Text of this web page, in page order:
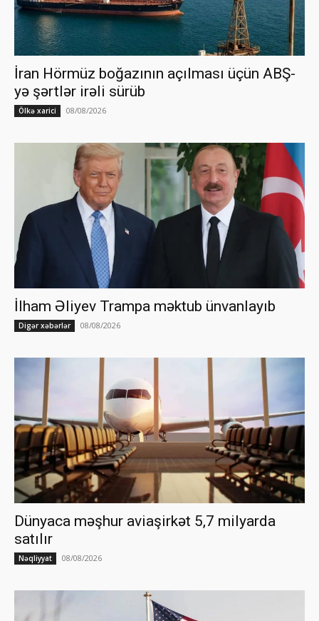
İran Hörmüz boğazının açılması üçün ABŞ-
yə şərtlər irəli sürüb
Ölkə xarici 08/08/2026
İlham Əliyev Trampa məktub ünvanlayıb
Digər xəbərlər 08/08/2026
Dünyaca məşhur aviaşirkət 5,7 milyarda
satılır
Nəqliyyat 08/08/2026